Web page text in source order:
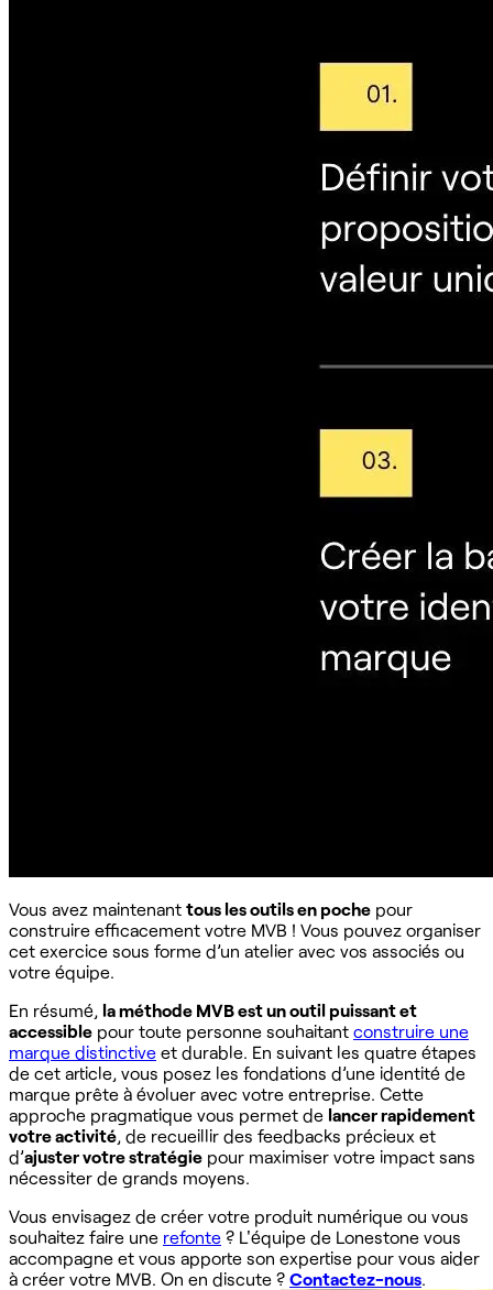
Vous avez maintenant tous les outils en poche pour
construire efficacement votre MVB ! Vous pouvez organiser
cet exercice sous forme d’un atelier avec vos associés ou
votre équipe.
En résumé, la méthode MVB est un outil puissant et
accessible pour toute personne souhaitant construire une
marque distinctive et durable. En suivant les quatre étapes
de cet article, vous posez les fondations d’une identité de
marque prête à évoluer avec votre entreprise. Cette
approche pragmatique vous permet de lancer rapidement
votre activité, de recueillir des feedbacks précieux et
d’ajuster votre stratégie pour maximiser votre impact sans
nécessiter de grands moyens.
Vous envisagez de créer votre produit numérique ou vous
souhaitez faire une refonte ? L'équipe de Lonestone vous
accompagne et vous apporte son expertise pour vous aider
à créer votre MVB. On en discute ? Contactez-nous.